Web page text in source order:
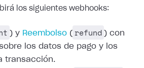
los siguientes webhooks:
) y Reembolso ( refund ) con
los datos de pago y los
transacción.